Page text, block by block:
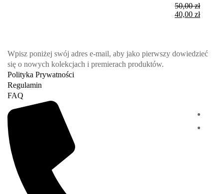
50,00zł
40,00 zł
Wpisz poniżej swój adres e-mail, aby jako pierwszy dowiedzieć
się o nowych kolekcjach i premierach produktów.
Polityka Prywatności
Regulamin
FAQ